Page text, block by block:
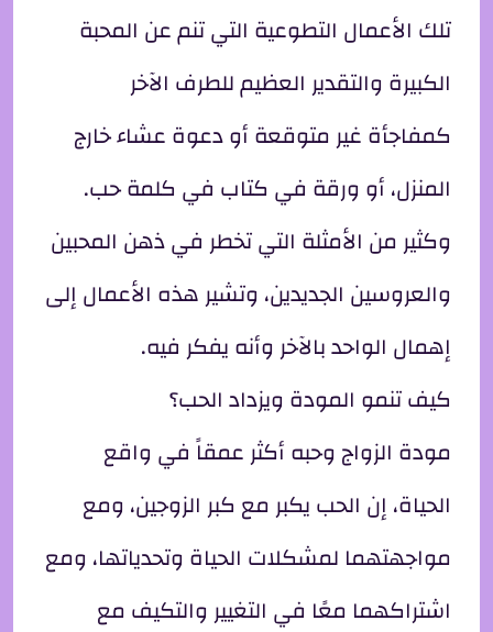
تلك الأعمال التطوعية التي تنم عن المحبة
الكبيرة والتقدير العظيم للطرف الآخر
كمفاجأة غير متوقعة أو دعوة عشاء خارج
المنزل، أو ورقة في كتاب في كلمة حب.
وكثير من الأمثلة التي تخطر في ذهن المحبين
والعروسين الجديدين، وتشير هذه الأعمال إلى
إهمال الواحد بالآخر وأنه يفكر فيه.
كيف تنمو المودة ويزداد الحب؟
مودة الزواج وحبه أكثر عمقاً في واقع
الحياة، إن الحب يكبر مع كبر الزوجين، ومع
مواجهتهما لمشكلات الحياة وتحدياتها، ومع
اشتراكهما معًا في التغيير والتكيف مع